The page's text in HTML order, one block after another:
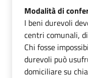
Modalità di
I beni durevoli
centri comunali,
Chi fosse
durevoli può
domiciliare su